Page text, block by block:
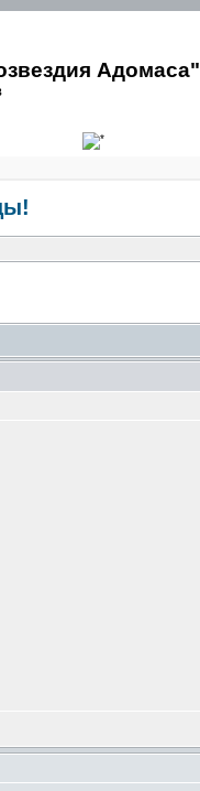
Адомаса"